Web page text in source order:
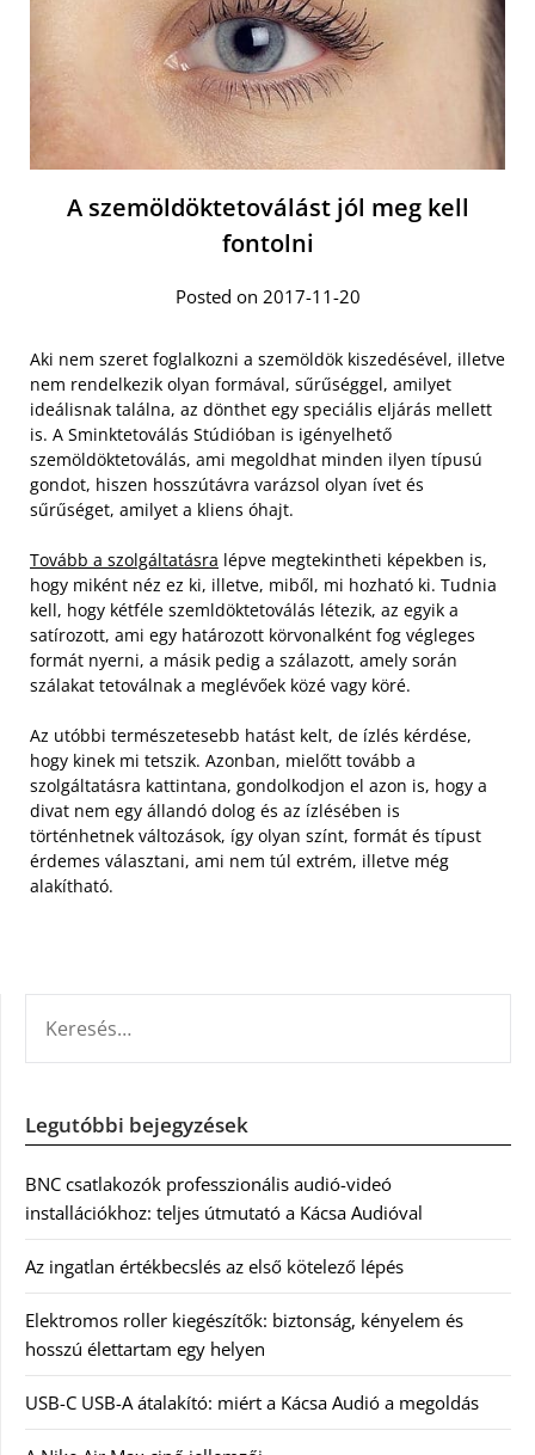
A szemöldöktetoválást jól meg kell
fontolni
Posted on 2017-11-20
Aki nem szeret foglalkozni a szemöldök kiszedésével, illetve
nem rendelkezik olyan formával, sűrűséggel, amilyet
ideálisnak találna, az dönthet egy speciális eljárás mellett
is. A Sminktetoválás Stúdióban is igényelhető
szemöldöktetoválás, ami megoldhat minden ilyen típusú
gondot, hiszen hosszútávra varázsol olyan ívet és
sűrűséget, amilyet a kliens óhajt.
Tovább a szolgáltatásra lépve megtekintheti képekben is,
hogy miként néz ez ki, illetve, miből, mi hozható ki. Tudnia
kell, hogy kétféle szemldöktetoválás létezik, az egyik a
satírozott, ami egy határozott körvonalként fog végleges
formát nyerni, a másik pedig a szálazott, amely során
szálakat tetoválnak a meglévőek közé vagy köré.
Az utóbbi természetesebb hatást kelt, de ízlés kérdése,
hogy kinek mi tetszik. Azonban, mielőtt tovább a
szolgáltatásra kattintana, gondolkodjon el azon is, hogy a
divat nem egy állandó dolog és az ízlésében is
történhetnek változások, így olyan színt, formát és típust
érdemes választani, ami nem túl extrém, illetve még
alakítható.
Legutóbbi bejegyzések
BNC csatlakozók professzionális audió-videó
installációkhoz: teljes útmutató a Kácsa Audióval
Az ingatlan értékbecslés az első kötelező lépés
Elektromos roller kiegészítők: biztonság, kényelem és
hosszú élettartam egy helyen
USB-C USB-A átalakító: miért a Kácsa Audió a megoldás